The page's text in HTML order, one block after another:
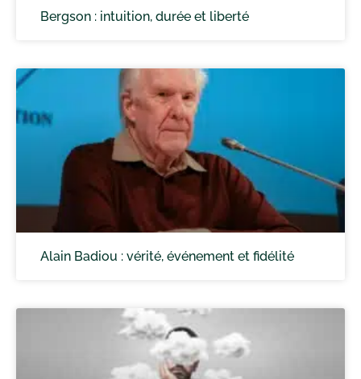
Bergson : intuition, durée et liberté
Alain Badiou : vérité, événement et fidélité